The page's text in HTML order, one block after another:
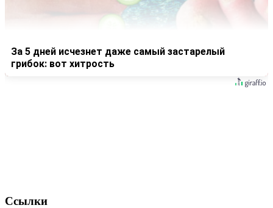
За 5 дней исчезнет даже самый застарелый
грибок: вот хитрость
Ссылки